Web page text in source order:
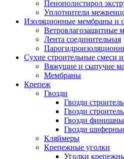
Пенополистирол
Уплотнители
Изоляционные мембраны и
Ветровлагозащитные
Лента соединительная
Сухие строительные смеси
Вяжущие и сыпучие
Мембраны
Крепеж
Гвозди
Гвозди
Гвозди
Гвозди
Гвозди
Кляймеры
Крепежные уголки
Уголки